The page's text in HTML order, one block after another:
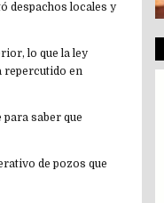
despachos locales y
lo que la ley
repercutido en
saber que
de pozos que